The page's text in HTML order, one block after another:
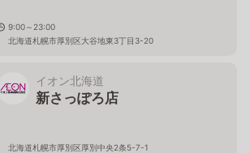
9:00～23:00
北海道札幌市厚別区大谷地東3丁目3-20
イオン北海道
新さっぽろ店
北海道札幌市厚別区厚別中央2条5-7-1